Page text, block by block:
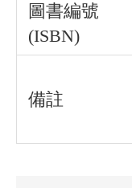
圖書編號
(ISBN)
備註